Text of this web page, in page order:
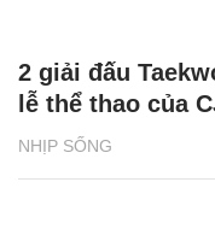
NHỊP SỐNG
2 giải đấu
lễ thể thao của